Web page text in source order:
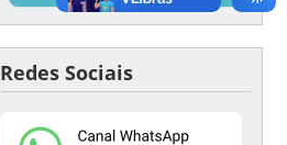
Redes Sociais